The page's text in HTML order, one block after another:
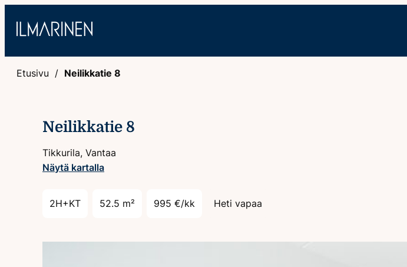
sisältöön
Etusivu Neilikkatie 8
Neilikkatie 8
Tikkurila, Vantaa
Näytä kartalla
2H+KT 52.5 m² 995 €/kk Heti vapaa